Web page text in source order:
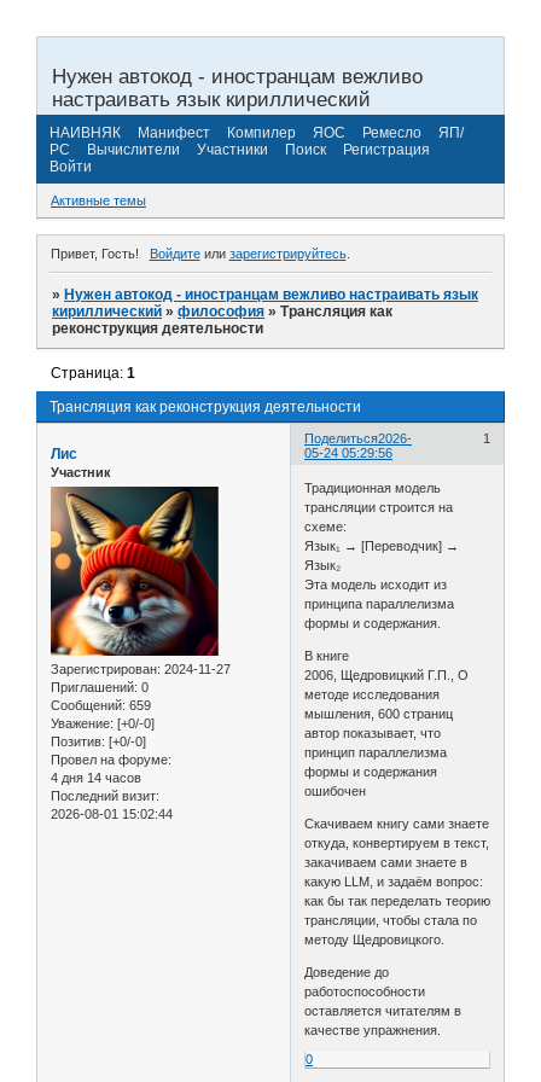
Нужен автокод - иностранцам вежливо
настраивать язык кириллический
НАИВНЯК Манифест Компилер ЯОС Ремесло
ЯП/
РС
Вычислители Участники Поиск
Регистрация
Войти
Активные темы
Привет, Гость! Войдитеили зарегистрируйтесь.
»Нужен автокод - иностранцам вежливо настраивать язык
кириллический »философия »Трансляция как
реконструкция деятельности
Трансляция как реконструкция деятельности
Страница:1
Поделиться 1
2026-
05-24 05:29:56
Лис
Участник
Зарегистрирован: 2024-11-27
Приглашений: 0
Сообщений: 659
Уважение: [+0/-0]
Позитив: [+0/-0]
Провел на форуме:
4 дня 14 часов
Последний визит:
2026-08-01 15:02:44
Традиционная модель
трансляции строится на
схеме:
Язык₁ → [Переводчик] →
Язык₂
Эта модель исходит из
принципа параллелизма
формы и содержания.
В книге
2006, Щедровицкий Г.П., О
методе исследования
мышления, 600 страниц
автор показывает, что
принцип параллелизма
формы и содержания
ошибочен
Скачиваем книгу сами знаете
откуда, конвертируем в текст,
закачиваем сами знаете в
какую LLM, и задаём вопрос:
как бы так переделать теорию
трансляции, чтобы стала по
методу Щедровицкого.
Доведение до
работоспособности
оставляется читателям в
качестве упражнения.
0